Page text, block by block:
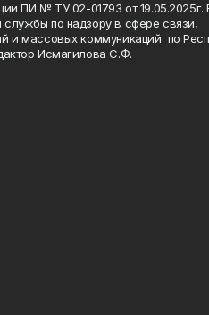
ПИ № ТУ 02-01793 от 19.05.2025г.
по надзору в сфере связи,
и массовых коммуникаций по
Исмагилова С.Ф.